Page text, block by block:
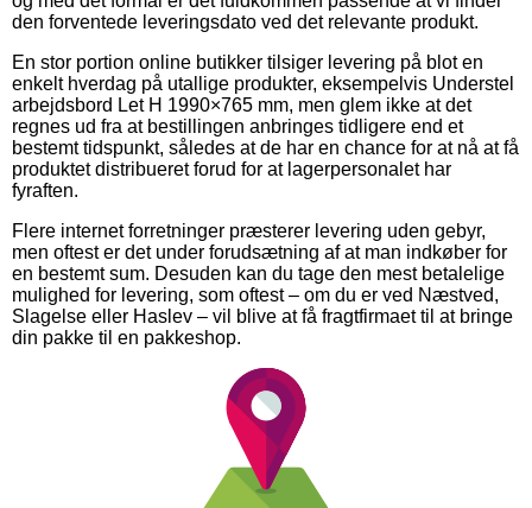
den forventede leveringsdato ved det relevante produkt.
En stor portion online butikker tilsiger levering på blot en
enkelt hverdag på utallige produkter, eksempelvis Understel
arbejdsbord Let H 1990×765 mm, men glem ikke at det
regnes ud fra at bestillingen anbringes tidligere end et
bestemt tidspunkt, således at de har en chance for at nå at få
produktet distribueret forud for at lagerpersonalet har
fyraften.
Flere internet forretninger præsterer levering uden gebyr,
men oftest er det under forudsætning af at man indkøber for
en bestemt sum. Desuden kan du tage den mest betalelige
mulighed for levering, som oftest – om du er ved Næstved,
Slagelse eller Haslev – vil blive at få fragtfirmaet til at bringe
din pakke til en pakkeshop.